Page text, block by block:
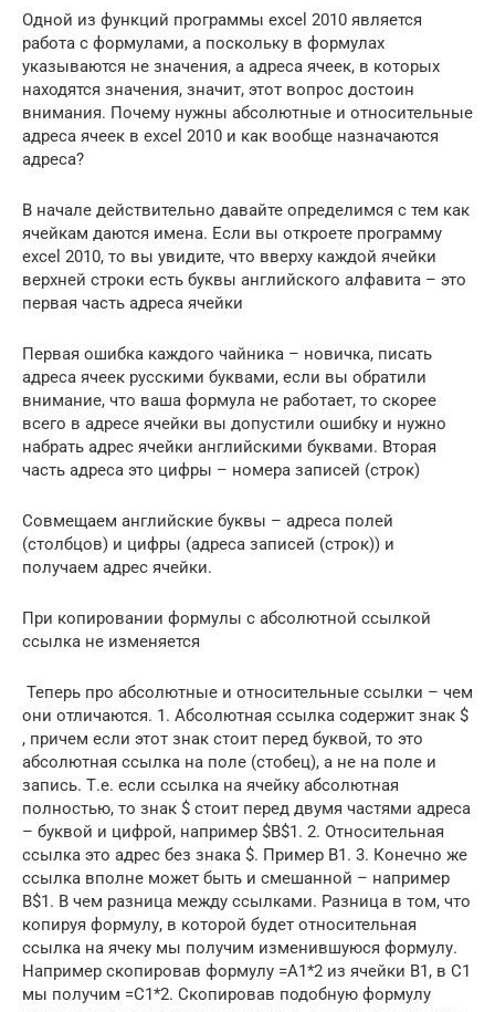
Одной из функций программы excel 2010 является
работа с формулами, а поскольку в формулах
указываются не значения, а адреса ячеек, в которых
находятся значения, значит, этот вопрос достоин
внимания. Почему нужны абсолютные и относительные
адреса ячеек в excel 2010 и как вообще назначаются
адреса?
В начале действительно давайте определимся с тем как
ячейкам даются имена. Если вы откроете программу
excel 2010, то вы увидите, что вверху каждой ячейки
верхней строки есть буквы английского алфавита – это
первая часть адреса ячейки
Первая ошибка каждого чайника – новичка, писать
адреса ячеек русскими буквами, если вы обратили
внимание, что ваша формула не работает, то скорее
всего в адресе ячейки вы допустили ошибку и нужно
набрать адрес ячейки английскими буквами. Вторая
часть адреса это цифры – номера записей (строк)
Совмещаем английские буквы – адреса полей
(столбцов) и цифры (адреса записей (строк)) и
получаем адрес ячейки.
При копировании формулы с абсолютной ссылкой
ссылка не изменяется
Теперь про абсолютные и относительные ссылки – чем
они отличаются. 1. Абсолютная ссылка содержит знак $
, причем если этот знак стоит перед буквой, то это
абсолютная ссылка на поле (стобец), а не на поле и
запись. Т.е. если ссылка на ячейку абсолютная
полностью, то знак $ стоит перед двумя частями адреса
– буквой и цифрой, например $B$1. 2. Относительная
ссылка это адрес без знака $. Пример B1. 3. Конечно же
ссылка вполне может быть и смешанной – например
B$1. В чем разница между ссылками. Разница в том, что
копируя формулу, в которой будет относительная
ссылка на ячеку мы получим изменившуюся формулу.
Например скопировав формулу =A1*2 из ячейки B1, в C1
мы получим =C1*2. Скопировав подобную формулу